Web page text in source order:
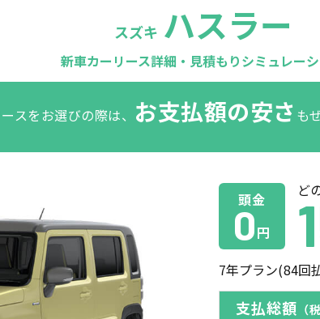
スズキ ハスラー
新車カーリース詳細・見積もりシミュレー
スをお選びの際は、 お支払額の安さ も
頭金
0円
ど
7年プラン(84回
支払総額 （